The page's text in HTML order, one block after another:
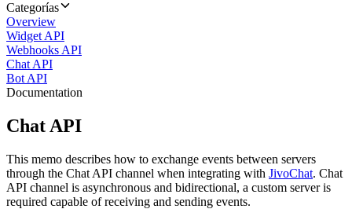
Categorías
Overview
Widget API
Webhooks API
Chat API
Bot API
Documentation
Chat API
This memo describes how to exchange events between servers
through the Chat API channel when integrating with JivoChat. Chat
API channel is asynchronous and bidirectional, a custom server is
required capable of receiving and sending events.